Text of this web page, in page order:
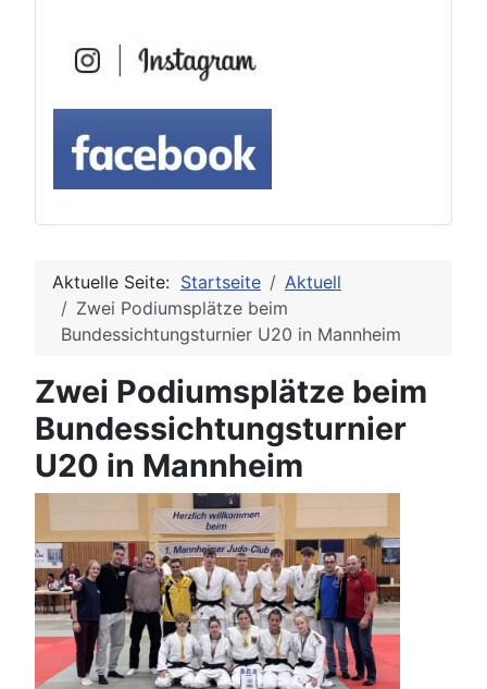
Aktuelle Seite: Startseite
Aktuell
Zwei Podiumsplätze beim
Bundessichtungsturnier U20 in Mannheim
Zwei Podiumsplätze beim
Bundessichtungsturnier
U20 in Mannheim